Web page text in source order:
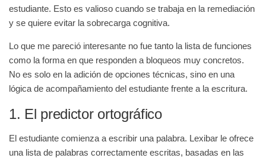
estudiante. Esto es valioso cuando se trabaja en la remediación
y se quiere evitar la sobrecarga cognitiva.
Lo que me pareció interesante no fue tanto la lista de funciones
como la forma en que responden a bloqueos muy concretos.
No es solo en la adición de opciones técnicas, sino en una
lógica de acompañamiento del estudiante frente a la escritura.
1. El predictor ortográfico
El estudiante comienza a escribir una palabra. Lexibar le ofrece
una lista de palabras correctamente escritas, basadas en las